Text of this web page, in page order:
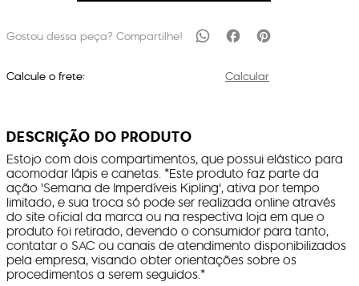
Calcule o frete: Calcular
DESCRIÇÃO DO PRODUTO
Estojo com dois compartimentos, que possui elástico para
acomodar lápis e canetas. *Este produto faz parte da
ação 'Semana de Imperdíveis Kipling', ativa por tempo
limitado, e sua troca só pode ser realizada online através
do site oficial da marca ou na respectiva loja em que o
produto foi retirado, devendo o consumidor para tanto,
contatar o SAC ou canais de atendimento disponibilizados
pela empresa, visando obter orientações sobre os
procedimentos a serem seguidos.*